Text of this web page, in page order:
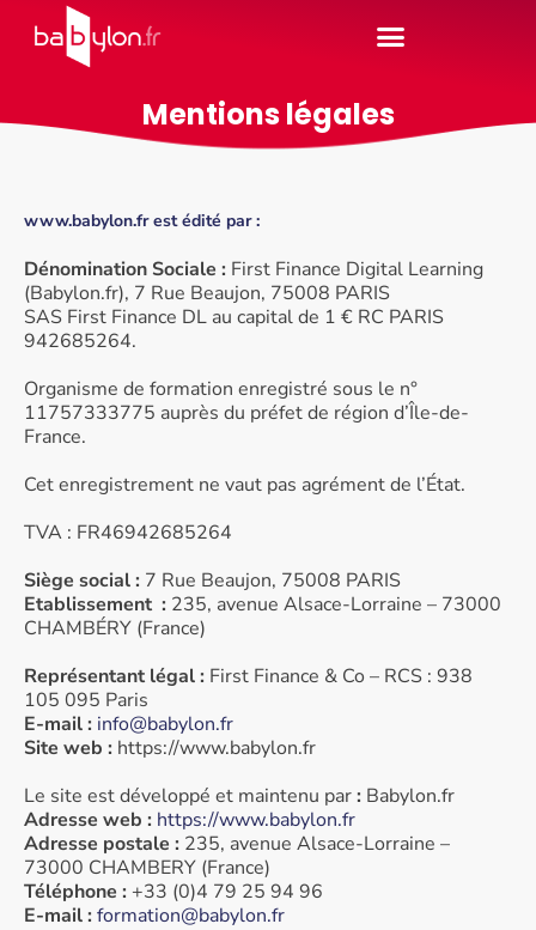
Mentions légales
www.babylon.fr est édité par :
Dénomination Sociale : First Finance Digital Learning
(Babylon.fr), 7 Rue Beaujon, 75008 PARIS
SAS First Finance DL au capital de 1 € RC PARIS
942685264.
Organisme de formation enregistré sous le n°
11757333775 auprès du préfet de région d’Île-de-
France.
Cet enregistrement ne vaut pas agrément de l’État.
TVA : FR46942685264
Siège social : 7 Rue Beaujon, 75008 PARIS
Etablissement : 235, avenue Alsace-Lorraine – 73000
CHAMBÉRY (France)
Représentant légal : First Finance & Co – RCS : 938
105 095 Paris
E-mail : info@babylon.fr
Site web : https://www.babylon.fr
Le site est développé et maintenu par: Babylon.fr
Adresse web : https://www.babylon.fr
Adresse postale : 235, avenue Alsace-Lorraine –
73000 CHAMBERY (France)
Téléphone : +33 (0)4 79 25 94 96
E-mail : formation@babylon.fr